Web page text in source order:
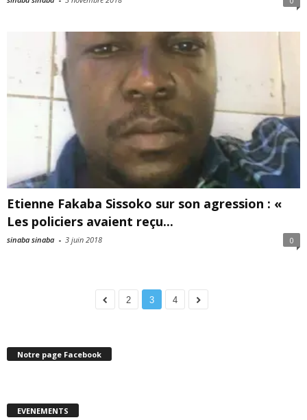
Etienne Fakaba Sissoko sur son agression : «
Les policiers avaient reçu...
sinaba sinaba - 3 juin 2018 0
2 3 4
Notre page Facebook
EVENEMENTS